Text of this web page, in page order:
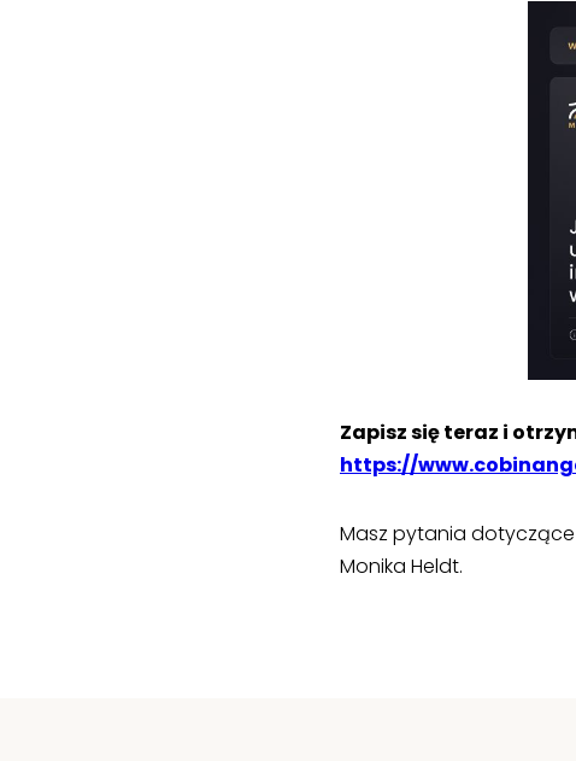
Zapisz się teraz i
https://
Masz pytania dotyczące
Monika Heldt.